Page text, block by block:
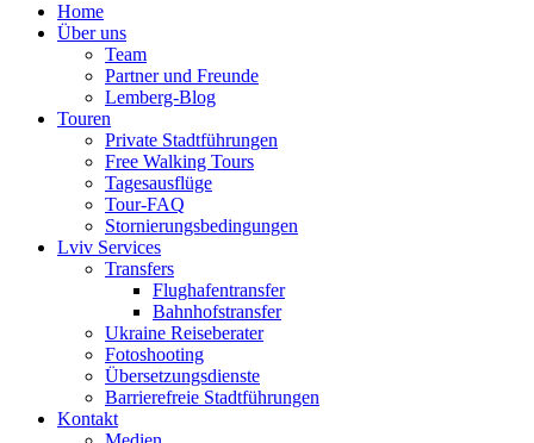
Home
Über uns
Team
Partner und Freunde
Lemberg-Blog
Touren
Private Stadtführungen
Free Walking Tours
Tagesausflüge
Tour-FAQ
Stornierungsbedingungen
Lviv Services
Transfers
Flughafentransfer
Bahnhofstransfer
Ukraine Reiseberater
Fotoshooting
Übersetzungsdienste
Barrierefreie Stadtführungen
Kontakt